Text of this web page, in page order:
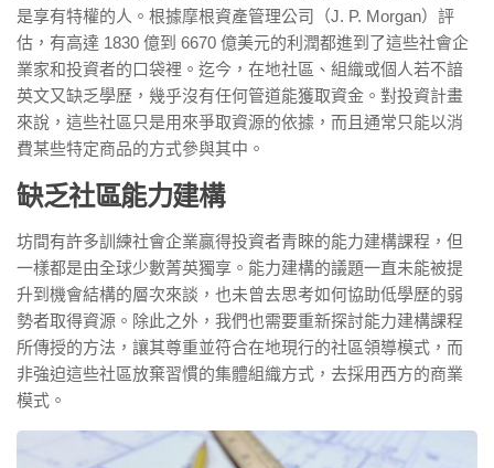
是享有特權的人。根據摩根資產管理公司（J. P. Morgan）評
估，有高達 1830 億到 6670 億美元的利潤都進到了這些社會企
業家和投資者的口袋裡。迄今，在地社區、組織或個人若不諳
英文又缺乏學歷，幾乎沒有任何管道能獲取資金。對投資計畫
來說，這些社區只是用來爭取資源的依據，而且通常只能以消
費某些特定商品的方式參與其中。
缺乏社區能力建構
坊間有許多訓練社會企業贏得投資者青睞的能力建構課程，但
一樣都是由全球少數菁英獨享。能力建構的議題一直未能被提
升到機會結構的層次來談，也未曾去思考如何協助低學歷的弱
勢者取得資源。除此之外，我們也需要重新探討能力建構課程
所傳授的方法，讓其尊重並符合在地現行的社區領導模式，而
非強迫這些社區放棄習慣的集體組織方式，去採用西方的商業
模式。